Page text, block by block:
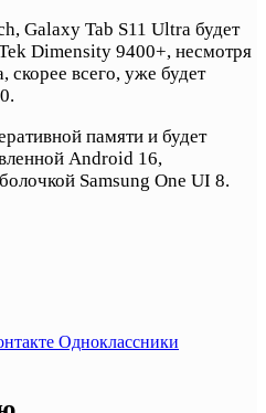
Galaxy Tab S11 Ultra будет
Dimensity 9400+, несмотря
скорее всего, уже будет
памяти и будет
Android 16,
Samsung One UI 8.
Одноклассники